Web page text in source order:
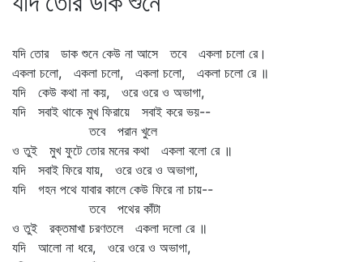
যদি তোর ডাক শুনে কেউ না আসে তবে একলা চলো রে।
একলা চলো, একলা চলো, একলা চলো, একলা চলো রে ॥
যদি কেউ কথা না কয়, ওরে ওরে ও অভাগা,
যদি সবাই থাকে মুখ ফিরায়ে সবাই করে ভয়--
তবে পরান খুলে
ও তুই মুখ ফুটে তোর মনের কথা একলা বলো রে ॥
যদি সবাই ফিরে যায়, ওরে ওরে ও অভাগা,
যদি গহন পথে যাবার কালে কেউ ফিরে না চায়--
তবে পথের কাঁটা
ও তুই রক্তমাখা চরণতলে একলা দলো রে ॥
যদি আলো না ধরে, ওরে ওরে ও অভাগা,